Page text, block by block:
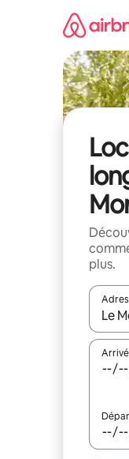
plus.